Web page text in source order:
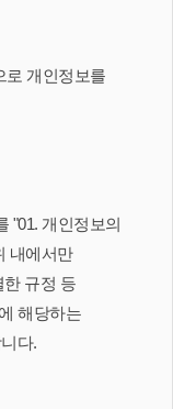
로 개인정보를
"01. 개인정보의
내에서만
규정 등
해당하는
다.